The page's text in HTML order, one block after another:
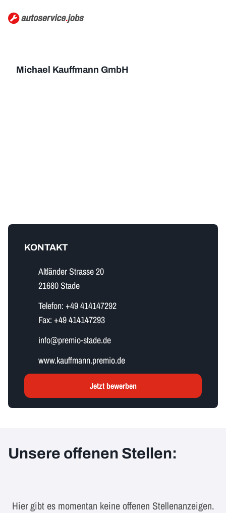
Michael Kauffmann GmbH
KONTAKT
Altländer Strasse 20
21680 Stade
Telefon: +49 414147292
Fax: +49 414147293
i​n​f​o​@premio-stade.de
www.kauffmann.premio.de
Jetzt bewerben
Unsere offenen Stellen:
Hier gibt es momentan keine offenen Stellenanzeigen.